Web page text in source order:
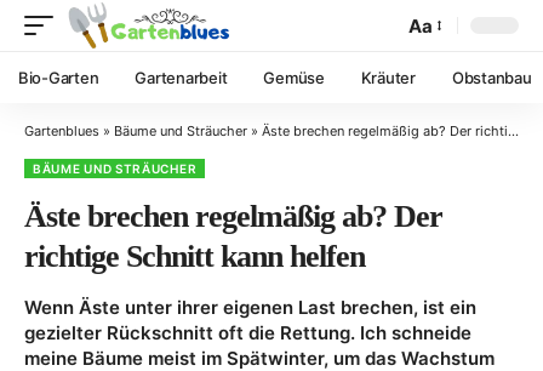
Aa
Bio-Garten Gartenarbeit Gemüse Kräuter Obstanbau
Gartenblues » Bäume und Sträucher » Äste brechen regelmäßig ab? Der richtige Schnitt kann helfen
BÄUME UND STRÄUCHER
Äste brechen regelmäßig ab? Der
richtige Schnitt kann helfen
Wenn Äste unter ihrer eigenen Last brechen, ist ein
gezielter Rückschnitt oft die Rettung. Ich schneide
meine Bäume meist im Spätwinter, um das Wachstum